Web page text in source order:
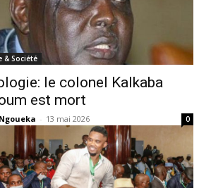
& Société
le colonel Kalkaba
est mort
- 13 mai 2026 0